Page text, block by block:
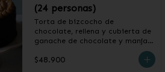
(24 personas)
Torta de bizcocho de
chocolate, rellena y cubierta de
ganache de chocolate y manjar.
❄️ Producto Congelado
$48.900